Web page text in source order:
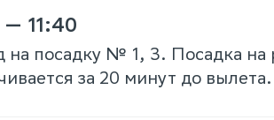
— 11:40
на посадку № 1, 3. Посадка на
за 20 минут до вылета.